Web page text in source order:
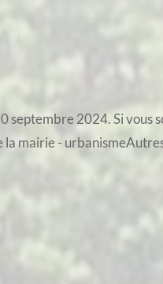
septembre 2024. Si
la mairie -